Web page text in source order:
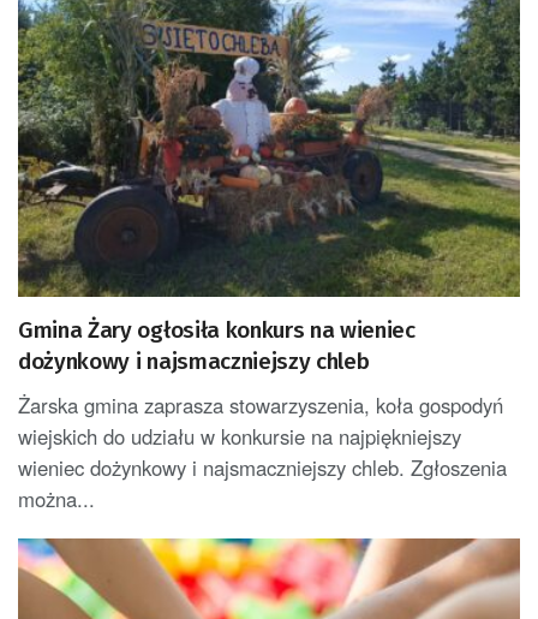
Gmina Żary ogłosiła konkurs na wieniec
dożynkowy i najsmaczniejszy chleb
Żarska gmina zaprasza stowarzyszenia, koła gospodyń
wiejskich do udziału w konkursie na najpiękniejszy
wieniec dożynkowy i najsmaczniejszy chleb. Zgłoszenia
można...